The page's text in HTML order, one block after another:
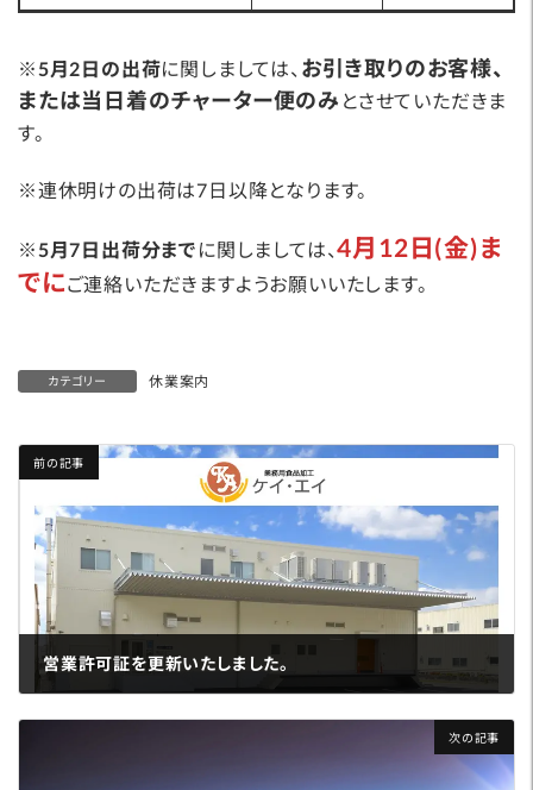
※5月2日の出荷に関しましては、 お引き取りのお客様、
または当日着のチャーター便のみ とさせていただきま
す。
※連休明けの出荷は7日以降となります。
※5月7日出荷分まで に関しましては、4月12日(金)ま
でにご連絡いただきますようお願いいたします。
カテゴリー 休業案内
前の記事
営業許可証を更新いたしました。
次の記事